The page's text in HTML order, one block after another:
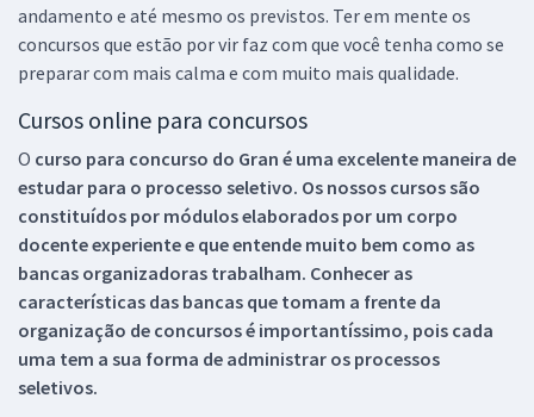
andamento e até mesmo os previstos. Ter em mente os
concursos que estão por vir faz com que você tenha como se
preparar com mais calma e com muito mais qualidade.
Cursos online para concursos
O curso para concurso do Gran é uma excelente maneira de
estudar para o processo seletivo. Os nossos cursos são
constituídos por módulos elaborados por um corpo
docente experiente e que entende muito bem como as
bancas organizadoras trabalham. Conhecer as
características das bancas que tomam a frente da
organização de concursos é importantíssimo, pois cada
uma tem a sua forma de administrar os processos
seletivos.